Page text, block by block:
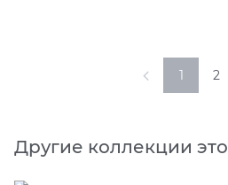
1 2
Другие коллекции